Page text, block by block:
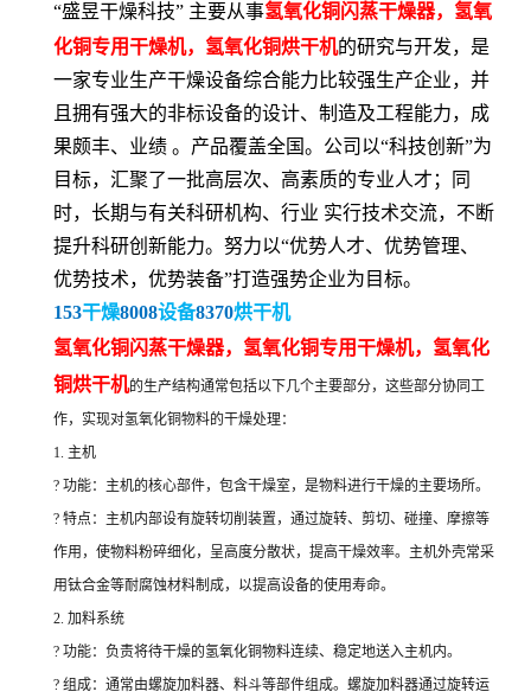
“盛昱干燥科技” 主要从事氢氧化铜闪蒸干燥器，氢氧
化铜专用干燥机， 氢氧化铜烘干机的研究与开发，是
一家专业生产干燥设备综合能力比较强生产企业，并
且拥有强大的非标设备的设计、制造及工程能力，成
果颇丰、业绩 。产品覆盖全国。公司以“科技创新”为
目标，汇聚了一批高层次、高素质的专业人才；同
时，长期与有关科研机构、行业 实行技术交流，不断
提升科研创新能力。努力以“优势人才、优势管理、
优势技术，优势装备”打造强势企业为目标。
153干燥8008设备8370烘干机
氢氧化铜闪蒸干燥器，氢氧化铜专用干燥机， 氢氧化
铜烘干机的生产结构通常包括以下几个主要部分，这些部分协同工
作，实现对氢氧化铜物料的干燥处理：
1. 主机
? 功能：主机的核心部件，包含干燥室，是物料进行干燥的主要场所。
? 特点：主机内部设有旋转切削装置，通过旋转、剪切、碰撞、摩擦等
作用，使物料粉碎细化，呈高度分散状，提高干燥效率。主机外壳常采
用钛合金等耐腐蚀材料制成，以提高设备的使用寿命。
2. 加料系统
? 功能：负责将待干燥的氢氧化铜物料连续、稳定地送入主机内。
? 组成：通常由螺旋加料器、料斗等部件组成。螺旋加料器通过旋转运